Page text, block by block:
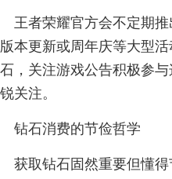
王者荣耀官方会不定期
本更新或周年庆等大型
，关注游戏公告积极参
关注。
钻石消费的节俭哲学
获取钻石固然重要但懂